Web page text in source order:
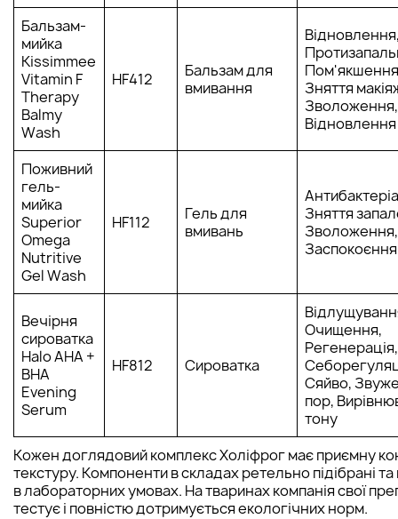
Бальзам-
мийка
Kissimmee
Vitamin F
Therapy
Balmy
Wash
HF412
Бальзам для
вмивання
Зняття
Зволоження,
Відновлення
Поживний
гель-
мийка
Superior
Omega
Nutritive
Gel Wash
HF112
Гель для
вмивань
Зняття
Зволоження,
Заспокоєння
Вечірня
сироватка
Halo AHA +
BHA
Evening
Serum
HF812 Сироватка
Очищення,
Регенерація,
Сяйво,
пор,
тону
Кожен доглядовий комплекс Холіфрог має приємну
текстуру. Компоненти в складах ретельно підібрані
в лабораторних умовах. На тваринах компанія свої
тестує і повністю дотримується екологічних норм.